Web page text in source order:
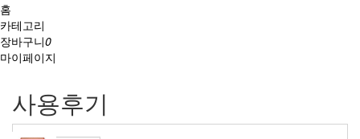
홈
카테고리
장바구니0
마이페이지
사용후기